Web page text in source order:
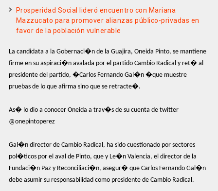
Prosperidad Social lideró encuentro con Mariana
Mazzucato para promover alianzas público-privadas en
favor de la población vulnerable
La candidata a la Gobernaci�n de la Guajira, Oneida Pinto, se mantiene
firme en su aspiraci�n avalada por el partido Cambio Radical y ret� al
presidente del partido, �Carlos Fernando Gal�n �que muestre
pruebas de lo que afirma sino que se retracte�.
As� lo dio a conocer Oneida a trav�s de su cuenta de twitter
@onepintoperez
Gal�n director de Cambio Radical, ha sido cuestionado por sectores
pol�ticos por el aval de Pinto, que y Le�n Valencia, el director de la
Fundaci�n Paz y Reconciliaci�n, asegur� que Carlos Fernando Gal�n
debe asumir su responsabilidad como presidente de Cambio Radical.